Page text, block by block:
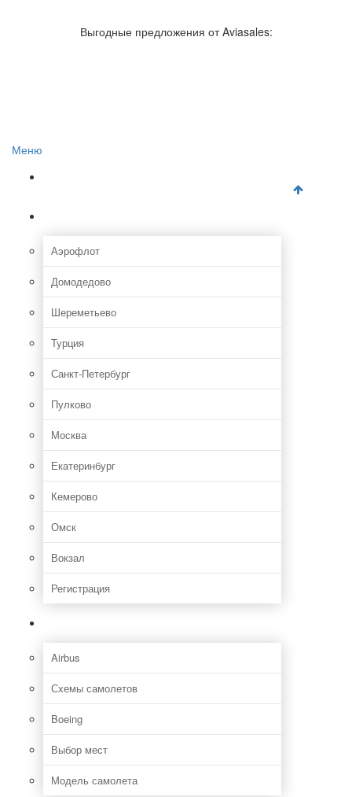
Отзывы об авиакомпаниях
Отзывы об аэропортах
Выгодные предложения от Aviasales:
Меню
Аэрофлот
Домодедово
Шереметьево
Турция
Санкт-Петербург
Пулково
Москва
Екатеринбург
Кемерово
Омск
Вокзал
Регистрация
Airbus
Схемы самолетов
Boeing
Выбор мест
Модель самолета